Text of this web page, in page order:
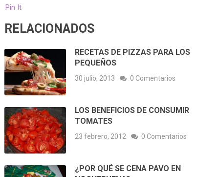
Pin It
RELACIONADOS
RECETAS DE PIZZAS PARA LOS
PEQUEÑOS
30 julio, 2013 0 Comentarios
LOS BENEFICIOS DE CONSUMIR
TOMATES
23 febrero, 2012 0 Comentarios
¿POR QUÉ SE CENA PAVO EN